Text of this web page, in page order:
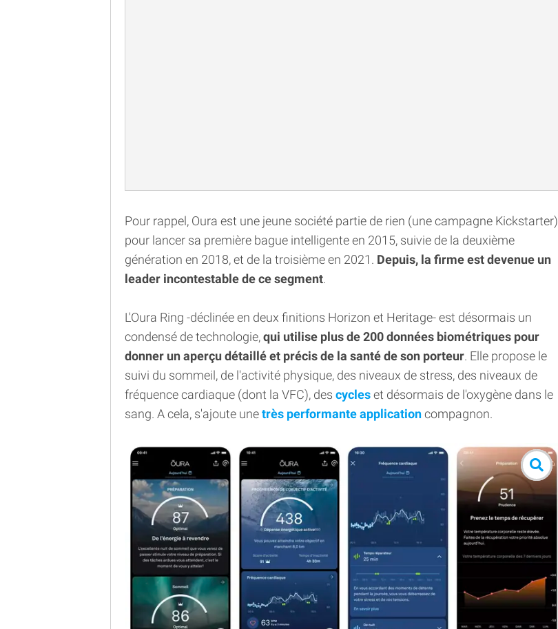
Pour rappel, Oura est une jeune société partie de rien (une campagne Kickstarter)
pour lancer sa première bague intelligente en 2015, suivie de la deuxième
génération en 2018, et de la troisième en 2021. Depuis, la firme est devenue un
leader incontestable de ce segment.
L'Oura Ring -déclinée en deux finitions Horizon et Heritage- est désormais un
condensé de technologie,qui utilise plus de 200 données biométriques pour
donner un aperçu détaillé et précis de la santé de son porteur. Elle propose le
suivi du sommeil, de l'activité physique, des niveaux de stress, des niveaux de
fréquence cardiaque (dont la VFC), des cycleset désormais de l'oxygène dans le
sang. A cela, s'ajoute unetrès performante applicationcompagnon.